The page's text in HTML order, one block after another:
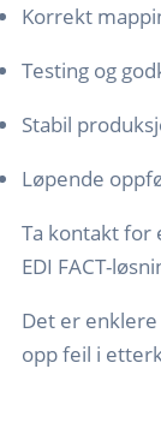
Korrekt
Testing og
Stabil
Løpende
Ta kontakt for
EDI FACT-
Det er
opp feil i